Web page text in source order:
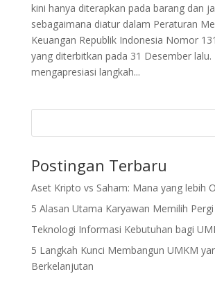
kini hanya diterapkan pada barang dan
sebagaimana diatur dalam Peraturan
Keuangan Republik Indonesia Nomor
yang diterbitkan pada 31 Desember lalu.
mengapresiasi langkah...
Postingan Terbaru
Aset Kripto vs Saham: Mana yang lebih
5 Alasan Utama Karyawan Memilih Pergi
Teknologi Informasi Kebutuhan bagi
5 Langkah Kunci Membangun UMKM
Berkelanjutan